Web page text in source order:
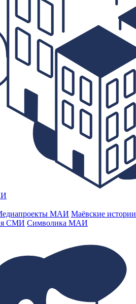
МАИ Маёвские
СМИ Символика МАИ